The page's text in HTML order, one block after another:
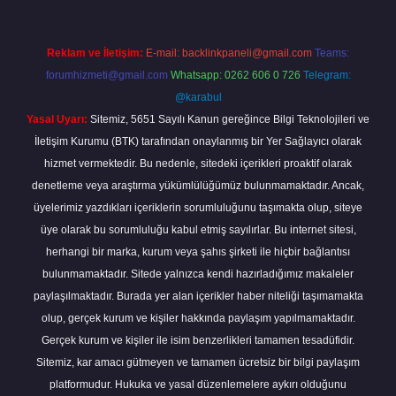
Reklam ve İletişim: E-mail: backlinkpaneli@gmail.com Teams:
forumhizmeti@gmail.com Whatsapp: 0262 606 0 726 Telegram:
@karabul
Yasal Uyarı: Sitemiz, 5651 Sayılı Kanun gereğince Bilgi Teknolojileri ve
İletişim Kurumu (BTK) tarafından onaylanmış bir Yer Sağlayıcı olarak
hizmet vermektedir. Bu nedenle, sitedeki içerikleri proaktif olarak
denetleme veya araştırma yükümlülüğümüz bulunmamaktadır. Ancak,
üyelerimiz yazdıkları içeriklerin sorumluluğunu taşımakta olup, siteye
üye olarak bu sorumluluğu kabul etmiş sayılırlar. Bu internet sitesi,
herhangi bir marka, kurum veya şahıs şirketi ile hiçbir bağlantısı
bulunmamaktadır. Sitede yalnızca kendi hazırladığımız makaleler
paylaşılmaktadır. Burada yer alan içerikler haber niteliği taşımamakta
olup, gerçek kurum ve kişiler hakkında paylaşım yapılmamaktadır.
Gerçek kurum ve kişiler ile isim benzerlikleri tamamen tesadüfidir.
Sitemiz, kar amacı gütmeyen ve tamamen ücretsiz bir bilgi paylaşım
platformudur. Hukuka ve yasal düzenlemelere aykırı olduğunu